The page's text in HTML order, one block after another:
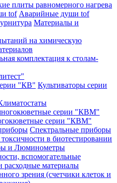
плиты равномерного нагрева
Аварийные души tof
Материалы и
на химическую
комплектация к столам-
Культиваторы серии
серии "КВМ"
Спектральные приборы
в биотестировании
и Люминометры
вспомогательные
расходные материалы